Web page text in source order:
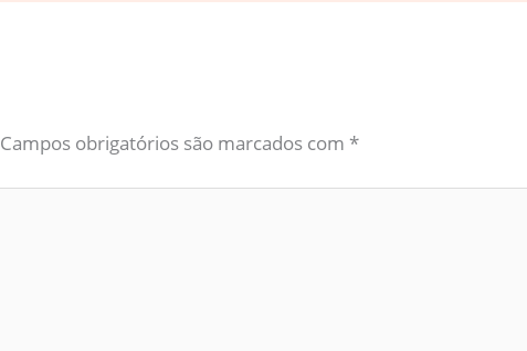
Campos obrigatórios são marcados com*